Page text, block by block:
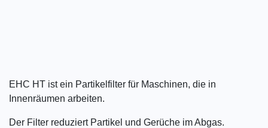
EHC HT ist ein Partikelfilter für Maschinen, die in
Innenräumen arbeiten.
Der Filter reduziert Partikel und Gerüche im Abgas.